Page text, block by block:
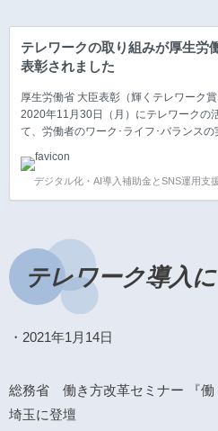
テレワークの取り組みが厚生労
表彰されました
厚生労働省 大臣表彰（輝くテレワーク
2020年11月30日（月）にテレワークの
て、労働者のワーク･ライフ･バランスの
度テレワーク推進企業等厚生労働大臣表
ワーク賞) 一人の社員さんのためだった
取り組みが、全社員の当たり前となり
評価につながったと感じております。 特
賞いたしました。 輝くテレワーク賞と
か？ 輝くテレワーク賞の概要 ベストプ
ぜ表彰…
デジタル化・AI導入補助金とSNS運用支
テレワーク導入
・2021年1月14日
総務省 働き方改革セミナー 『働
埼玉に登壇